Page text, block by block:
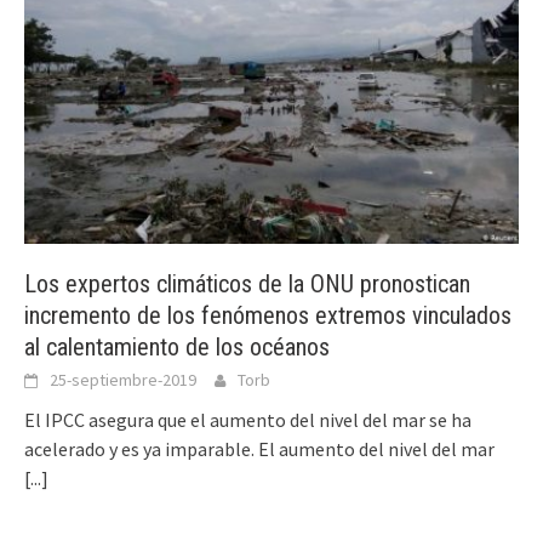
Los expertos climáticos de la ONU pronostican
incremento de los fenómenos extremos vinculados
al calentamiento de los océanos
25-septiembre-2019 Torb
El IPCC asegura que el aumento del nivel del mar se ha
acelerado y es ya imparable. El aumento del nivel del mar
[...]